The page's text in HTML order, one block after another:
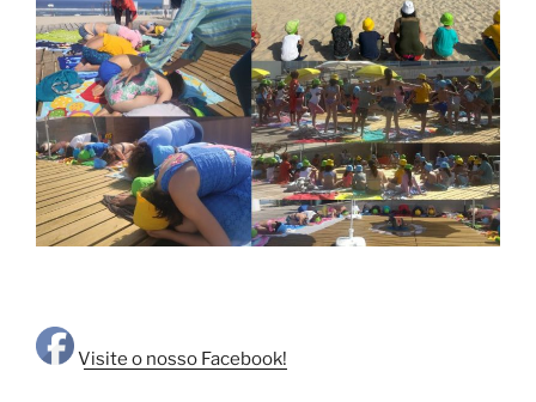
Visite o nosso Facebook!